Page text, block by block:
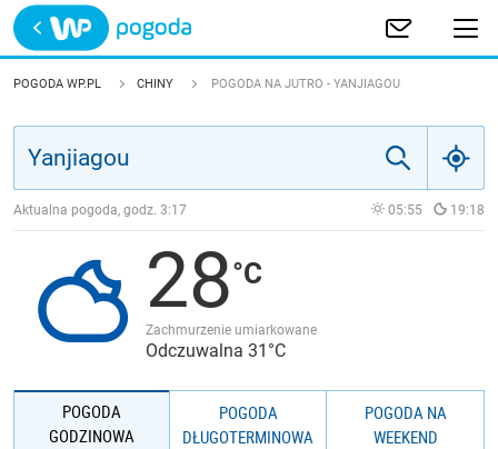
Trwa ładowanie
POLSKA
JAKOŚĆ POWIETRZA
POGODA WP.PL CHINY POGODA NA JUTRO - YANJIAGOU
Aktualna pogoda, godz. 3:17 05:55 19:18
28
Zachmurzenie umiarkowane
Odczuwalna 31°C
POGODA
GODZINOWA
POGODA
DŁUGOTERMINOWA
POGODA NA
WEEKEND